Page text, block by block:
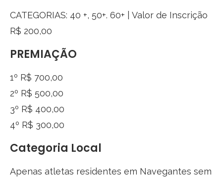
CATEGORIAS: 40 +, 50+. 60+ | Valor de Inscrição
R$ 200,00
PREMIAÇÃO
1º R$ 700,00
2º R$ 500,00
3º R$ 400,00
4º R$ 300,00
Categoria Local
Apenas atletas residentes em Navegantes sem